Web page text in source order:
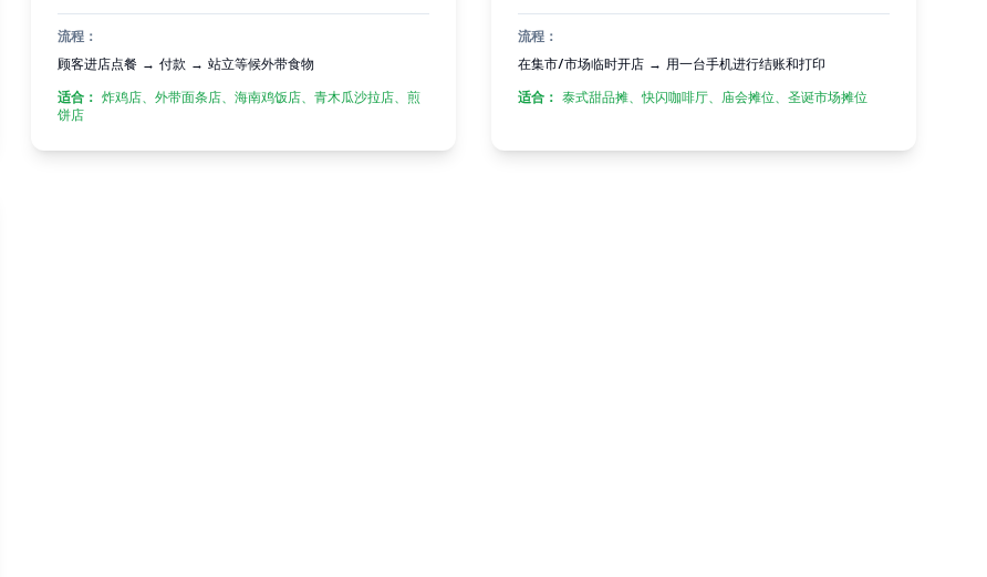
流程：
顾客进店点餐 → 付款 → 站立等候外带食物
适合： 炸鸡店、外带面条店、海南鸡饭店、青木瓜沙拉店、煎
饼店
流程：
在集市/市场临时开店 → 用一台手机进行结账和打印
适合： 泰式甜品摊、快闪咖啡厅、庙会摊位、圣诞市场摊位